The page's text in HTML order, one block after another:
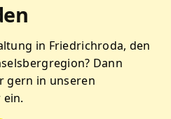
in Friedrichroda, den
Dann
gern in unseren